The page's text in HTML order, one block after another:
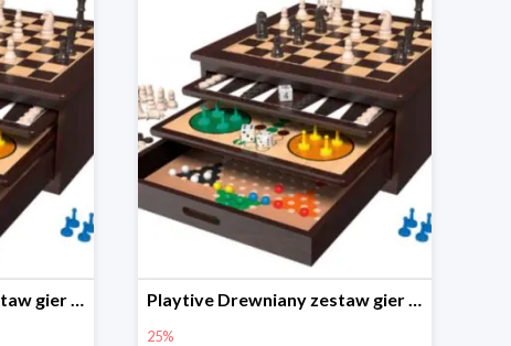
Playtive Drewniany zestaw gier 10 w 1 Playtive Drewniany zestaw gier 10 w 1
25%